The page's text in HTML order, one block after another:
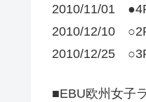
2010/11/01
2010/12/10
2010/12/25
■EBU欧州女子